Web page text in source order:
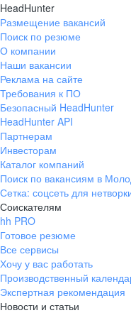
HeadHunter
Размещение вакансий
Поиск по резюме
О компании
Наши вакансии
Реклама на сайте
Требования к ПО
Безопасный HeadHunter
HeadHunter API
Партнерам
Инвесторам
Каталог компаний
Поиск по вакансиям в
Сетка: соцсеть для
Соискателям
hh PRO
Готовое резюме
Все сервисы
Хочу у вас работать
Производственный
Экспертная рекомендация
Новости и статьи